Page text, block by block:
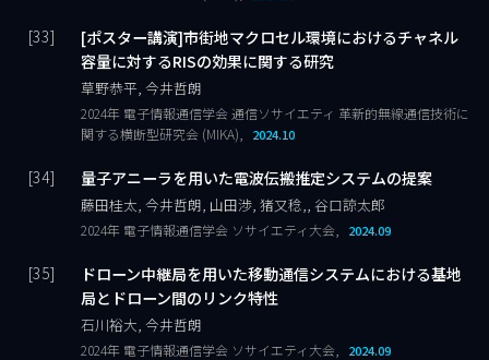
[ポスター講演]市街地マクロセル環境におけるチャネル
容量に対するRISの効果に関する研究
草野恭平, 今井哲朗
2024年 電子情報通信学会 通信ソサイエティ 革新的無線通信技術に
関する横断型研究会 (MIKA),
2024.10
量子アニーラを用いた電波伝搬推定システムの提案
藤田桂太, 今井哲朗, 山田渉, 猪又稔,, 谷口諒太郎
2024年 電子情報通信学会 ソサイエティ大会, 2024.09
ドローン中継局を用いた移動通信システムにおける基地
局とドローン間のリンク特性
石川裕大, 今井哲朗
2024年 電子情報通信学会 ソサイエティ大会, 2024.09